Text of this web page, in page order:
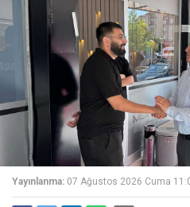
Yayınlanma: 07 Ağustos 2026 Cuma